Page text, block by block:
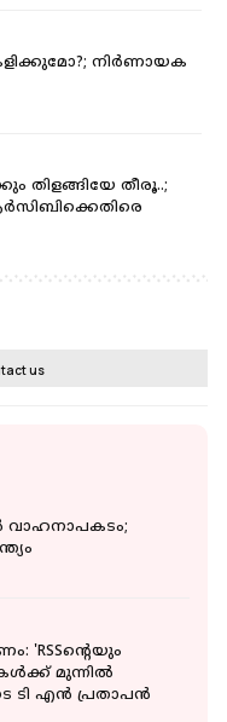
നിർണായക
തിളങ്ങിയേ തീരൂ..;
us
'RSSന്റെയും
മുന്നിൽ
ടി എൻ പ്രതാപൻ